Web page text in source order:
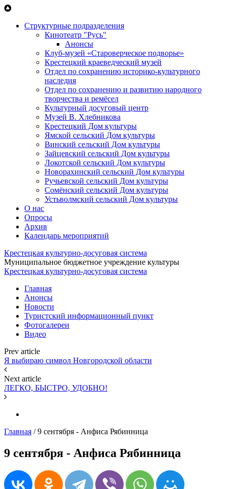
Перейти к основному содержанию
Структурные подразделения
Кинотеатр "Русь"
Анонсы
Клуб-музей «Староверческое подворье»
Крестецкий краеведческий музей
Отдел по сохранению историко-культурного
наследия
Отдел по сохранению и развитию народного
творчества и ремёсел
Культурный досуговый центр
Музей В. Хлебникова
Крестецкий Дом культуры
Ямской сельский Дом культуры
Винский сельский Дом культуры
Зайцевский сельский Дом культуры
Локотской сельский Дом культуры
Новорахинский сельский Дом культуры
Ручьевской сельский Дом культуры
Сомёнский сельский Дом культуры
Устьволмский сельский Дом культуры
О нас
Опросы
Архив
Календарь мероприятий
Крестецкая культурно-досуговая система
Муниципальное бюджетное учреждение культуры
Крестецкая культурно-досуговая система
Главная
Анонсы
Новости
Туристский информационный пункт
Фотогалереи
Видео
Prev article
Я выбираю символ Новгородской области
Next article
ЛЕГКО, БЫСТРО, УДОБНО!
Главная /9 сентября - Анфиса Рябинница
9 сентября - Анфиса Рябинница